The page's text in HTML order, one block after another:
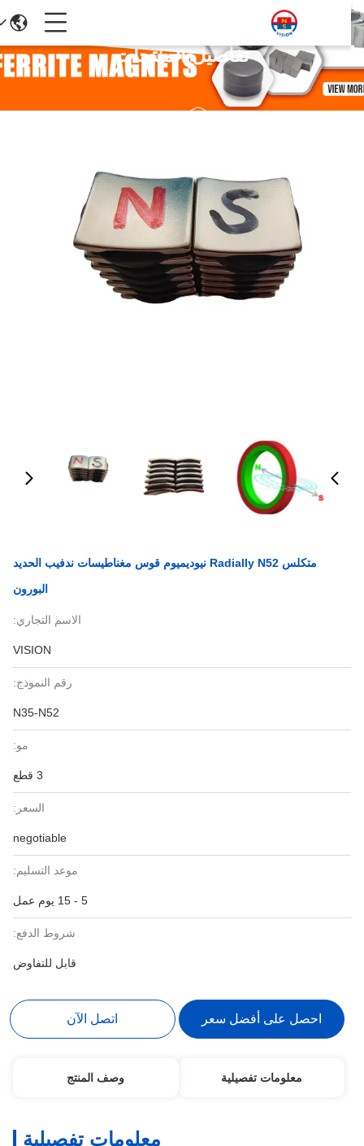
تفاصيل المنتجات
متكلس Radially N52 نيوديميوم قوس مغناطيسات ندفيب الحديد
البورون
الاسم التجاري:
VISION
رقم النموذج:
N35-N52
مو:
السعر:
negotiable
موعد التسليم:
5 - 15 يوم عمل
شروط الدفع:
قابل للتفاوض
احصل على أفضل سعر اتصل الآن
معلومات تفصيلية وصف المنتج
معلومات تفصيلية